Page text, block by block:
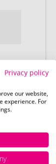
Privacy policy
our website,
experience. For